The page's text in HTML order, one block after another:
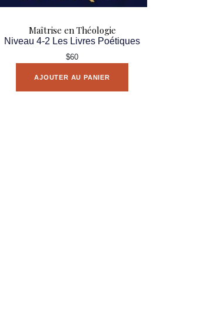
Maîtrise en Théologie
Niveau 4-2 Les Livres Poétiques
$60
AJOUTER AU PANIER